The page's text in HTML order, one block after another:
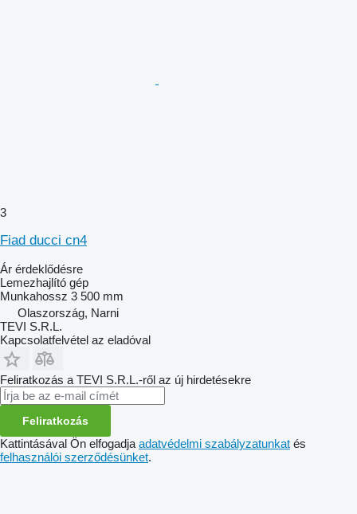
3
Fiad ducci cn4
Ár érdeklődésre
Lemezhajlító gép
Munkahossz 3 500 mm
Olaszország, Narni
TEVI S.R.L.
Kapcsolatfelvétel az eladóval
Feliratkozás a TEVI S.R.L.-ről az új hirdetésekre
Feliratkozás
Kattintásával Ön elfogadja adatvédelmi szabályzatunkat és
felhasználói szerződésünket.